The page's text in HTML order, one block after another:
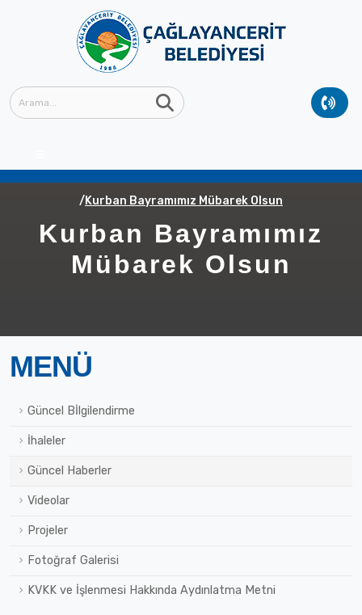
Kurban Bayramımız Mübarek Olsun
Kurban Bayramımız
Mübarek Olsun
MENÜ
Güncel Bİlgilendirme
İhaleler
Güncel Haberler
Videolar
Projeler
Fotoğraf Galerisi
KVKK ve İşlenmesi Hakkında Aydınlatma Metni